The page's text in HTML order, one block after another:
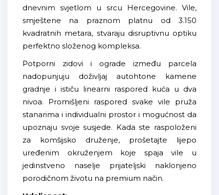
dnevnim svjetlom u srcu Hercegovine. Vile,
smještene na praznom platnu od 3.150
kvadratnih metara, stvaraju disruptivnu optiku
perfektno složenog kompleksa.
Potporni zidovi i ograde između parcela
nadopunjuju doživljaj autohtone kamene
gradnje i ističu linearni raspored kuća u dva
nivoa. Promišljeni raspored svake vile pruža
stanarima i individualni prostor i mogućnost da
upoznaju svoje susjede. Kada ste raspoloženi
za komšijsko druženje, prošetajte lijepo
uređenim okruženjem koje spaja vile u
jedinstveno naselje prijateljski naklonjeno
porodičnom životu na premium način.